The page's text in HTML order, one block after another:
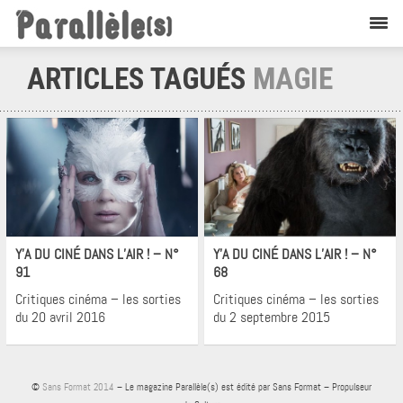
ARTICLES TAGUÉS MAGIE
Cinéma
Y’A DU CINÉ DANS L’AIR ! – N°
91
Critiques cinéma – les sorties
du 20 avril 2016
Cinéma
Y’A DU CINÉ DANS L’AIR ! – N°
68
Critiques cinéma – les sorties
du 2 septembre 2015
© Sans Format 2014 – Le magazine Parallèle(s) est édité par Sans Format – Propulseur